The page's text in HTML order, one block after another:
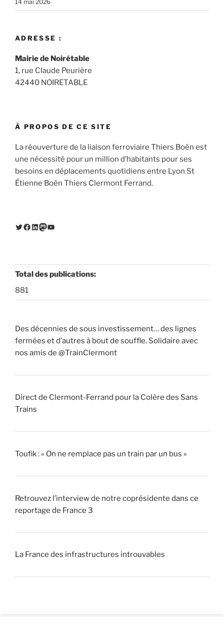
14 mai 2026
ADRESSE :
Mairie de Noirétable
1, rue Claude Peurière
42440 NOIRETABLE
À PROPOS DE CE SITE
La réouverture de la liaison ferroviaire Thiers Boën est
une nécessité pour un million d’habitants pour ses
besoins en déplacements quotidiens entre Lyon St
Étienne Boën Thiers Clermont Ferrand.
Twitter
Facebook
LinkedIn
Mastodon
YouTube
Total des publications:
881
Des décennies de sous investissement… des lignes
fermées et d’autres à bout de souffle. Solidaire avec
nos amis de @TrainClermont
Direct de Clermont-Ferrand pour la Colère des Sans
Trains
Toufik : « On ne remplace pas un train par un bus »
Retrouvez l’interview de notre coprésidente dans ce
reportage de France 3
La France des infrastructures introuvables